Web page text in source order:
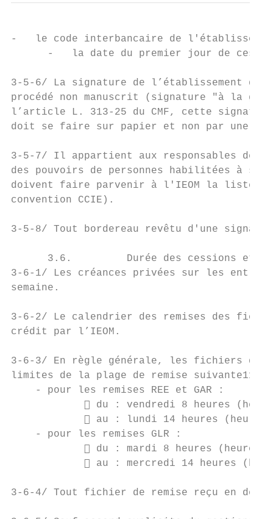
-   le code interbancaire de
-   la date du premier jour de
3-5-6/ La signature de l’établissement
procédé non manuscrit (signature "à la
l’article L. 313-25 du CMF, cette
doit se faire sur papier et non par une
3-5-7/ Il appartient aux responsables
des pouvoirs de personnes habilitées à
doivent faire parvenir à l'IEOM la liste de
convention CCIE).
3-5-8/ Tout bordereau revêtu d'une
3.6.         Durée des cessions et
3-6-1/ Les créances privées sur les
semaine.
3-6-2/ Le calendrier des remises des
crédit par l’IEOM.
3-6-3/ En règle générale, les fichiers de
limites de la plage de remise suivante11 :
    - pour les remises REE et GAR :
 du : vendredi 8 heures
 au : lundi 14 heures (heure
    - pour les remises GLR :
 du : mardi 8 heures (heure
 au : mercredi 14 heures
3-6-4/ Tout fichier de remise reçu en